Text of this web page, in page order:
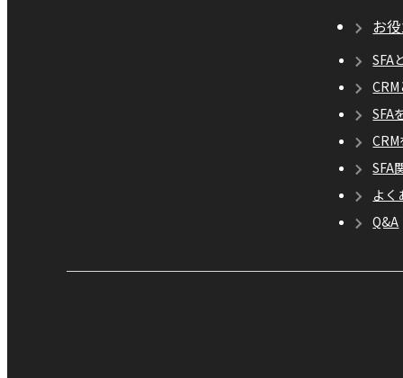
お
SFA
SFA
SFA
よく
Q&A